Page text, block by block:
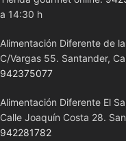
a 14:30 h
Alimentación Diferente de la
C/Vargas 55. Santander,
942375077
Alimentación Diferente El
Calle Joaquín Costa 28.
942281782